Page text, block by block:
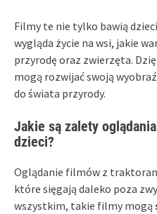
Filmy te nie tylko bawią
wygląda życie na wsi, jakie
przyrodę oraz zwierzęta.
mogą rozwijać swoją
do świata przyrody.
Jakie są zalety
dzieci?
Oglądanie filmów z
które sięgają daleko poza
wszystkim, takie filmy mogą